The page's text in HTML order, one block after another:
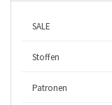
SALE
Stoffen
Patronen